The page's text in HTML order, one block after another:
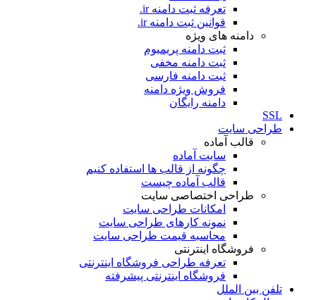
تعرفه ثبت دامنه ir.
قوانین ثبت دامنه ir.
دامنه های ویژه
ثبت دامنه پریمیوم
ثبت دامنه مخفی
ثبت دامنه فارسی
فروش ویژه دامنه
دامنه رایگان
SSL
طراحی سايت
قالب آماده
سایت آماده
چگونه از قالب ها استفاده کنیم
قالب آماده چیست
طراحی اختصاصی سایت
امکانات طراحی سایت
نمونه کارهای طراحی سایت
محاسبه قیمت طراحی سایت
فروشگاه اینترنتی
تعرفه طراحی فروشگاه اینترنتی
فروشگاه اینترنتی پیشرفته
تلفن بین الملل